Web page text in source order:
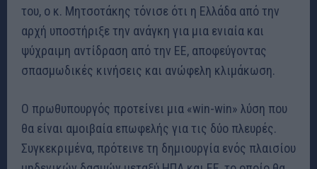
του, ο κ. Μητσοτάκης τόνισε ότι η Ελλάδα από την
αρχή υποστήριξε την ανάγκη για μια ενιαία και
ψύχραιμη αντίδραση από την ΕΕ, αποφεύγοντας
σπασμωδικές κινήσεις και ανώφελη κλιμάκωση.
Ο πρωθυπουργός προτείνει μια «win-win» λύση που
θα είναι αμοιβαία επωφελής για τις δύο πλευρές.
Συγκεκριμένα, πρότεινε τη δημιουργία ενός πλαισίου